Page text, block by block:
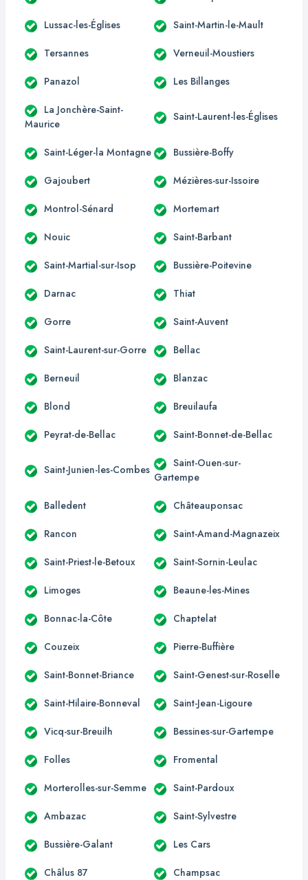
Lussac-les-Églises Saint-Martin-le-Mault
Tersannes Verneuil-Moustiers
Panazol Les Billanges
La Jonchère-Saint-
Maurice
Saint-Laurent-les-Églises
Saint-Léger-la Montagne Bussière-Boffy
Gajoubert Mézières-sur-Issoire
Montrol-Sénard Mortemart
Nouic Saint-Barbant
Saint-Martial-sur-Isop Bussière-Poitevine
Darnac Thiat
Gorre Saint-Auvent
Saint-Laurent-sur-Gorre Bellac
Berneuil Blanzac
Blond Breuilaufa
Peyrat-de-Bellac Saint-Bonnet-de-Bellac
Saint-Junien-les-Combes
Saint-Ouen-sur-
Gartempe
Balledent Châteauponsac
Rancon Saint-Amand-Magnazeix
Saint-Priest-le-Betoux Saint-Sornin-Leulac
Limoges Beaune-les-Mines
Bonnac-la-Côte Chaptelat
Couzeix Pierre-Buffière
Saint-Bonnet-Briance Saint-Genest-sur-Roselle
Saint-Hilaire-Bonneval Saint-Jean-Ligoure
Vicq-sur-Breuilh Bessines-sur-Gartempe
Folles Fromental
Morterolles-sur-Semme Saint-Pardoux
Ambazac Saint-Sylvestre
Bussière-Galant Les Cars
Châlus 87 Champsac